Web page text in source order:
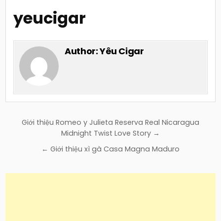
yeucigar
Author:Yêu Cigar
Điều
Giới thiệu Romeo y Julieta Reserva Real Nicaragua
Midnight Twist Love Story →
← Giới thiệu xì gà Casa Magna Maduro